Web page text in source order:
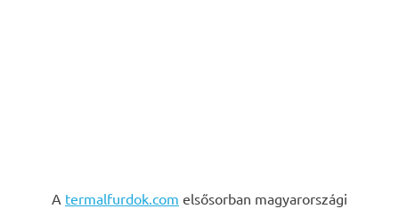
A termalfurdok.com elsősorban magyarországi